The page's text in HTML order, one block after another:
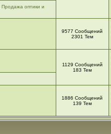
Продажа оптики и
9577 Сообщений
2301 Тем
1129 Сообщений
183 Тем
1886 Сообщений
139 Тем